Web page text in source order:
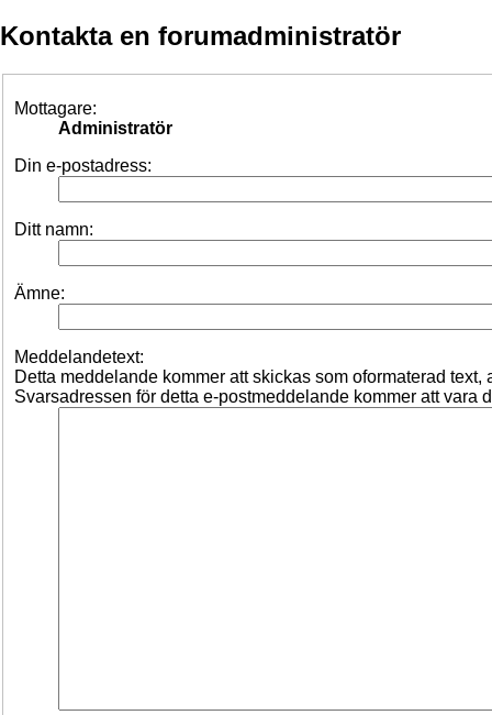
Kontakta en forumadministratör
Mottagare:
Administratör
Din e-postadress:
Ditt namn:
Ämne:
Meddelandetext:
Detta meddelande kommer att skickas som oformaterad
Svarsadressen för detta e-postmeddelande kommer att vara